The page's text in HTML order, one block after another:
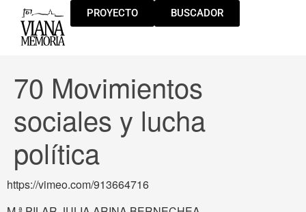
PROYECTO BUSCADOR
70 Movimientos
sociales y lucha
política
https://vimeo.com/913664716